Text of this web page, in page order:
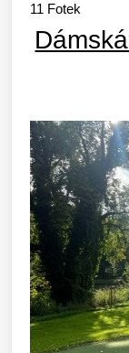
11 Fotek